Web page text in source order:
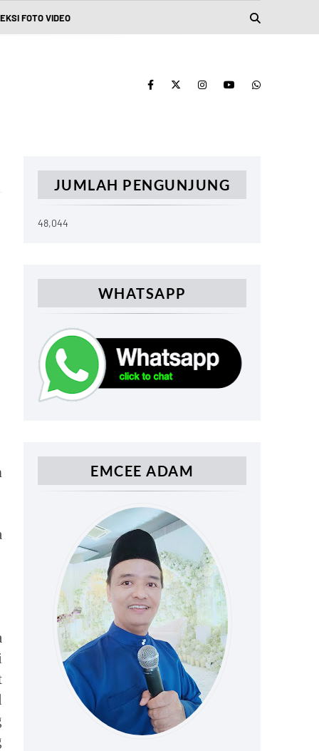
FOTO VIDEO
JUMLAH PENGUNJUNG
48,044
WHATSAPP
EMCEE ADAM